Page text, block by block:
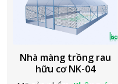
Nhà màng trồng rau
hữu cơ NK-04